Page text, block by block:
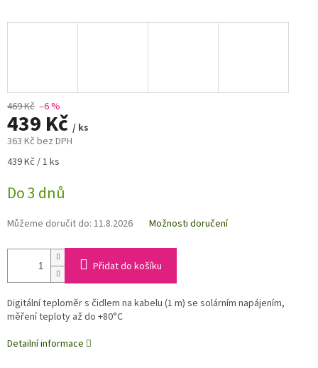
469 Kč –6 %
439 Kč / ks
363 Kč bez DPH
Měrná
439 Kč / 1 ks
Do 3 dnů
Můžeme doručit do: 11.8.2026 Možnosti doručení
Přidat do košíku
Digitální teploměr s čidlem na kabelu (1 m) se solárním napájením,
měření teploty až do +80°C
Detailní informace